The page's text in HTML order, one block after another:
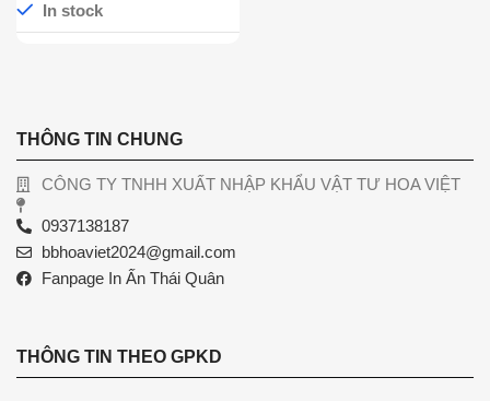
In stock
THÔNG TIN CHUNG
CÔNG TY TNHH XUẤT NHẬP KHẨU VẬT TƯ HOA VIỆT
0937138187
bbhoaviet2024@gmail.com
Fanpage In Ấn Thái Quân
THÔNG TIN THEO GPKD